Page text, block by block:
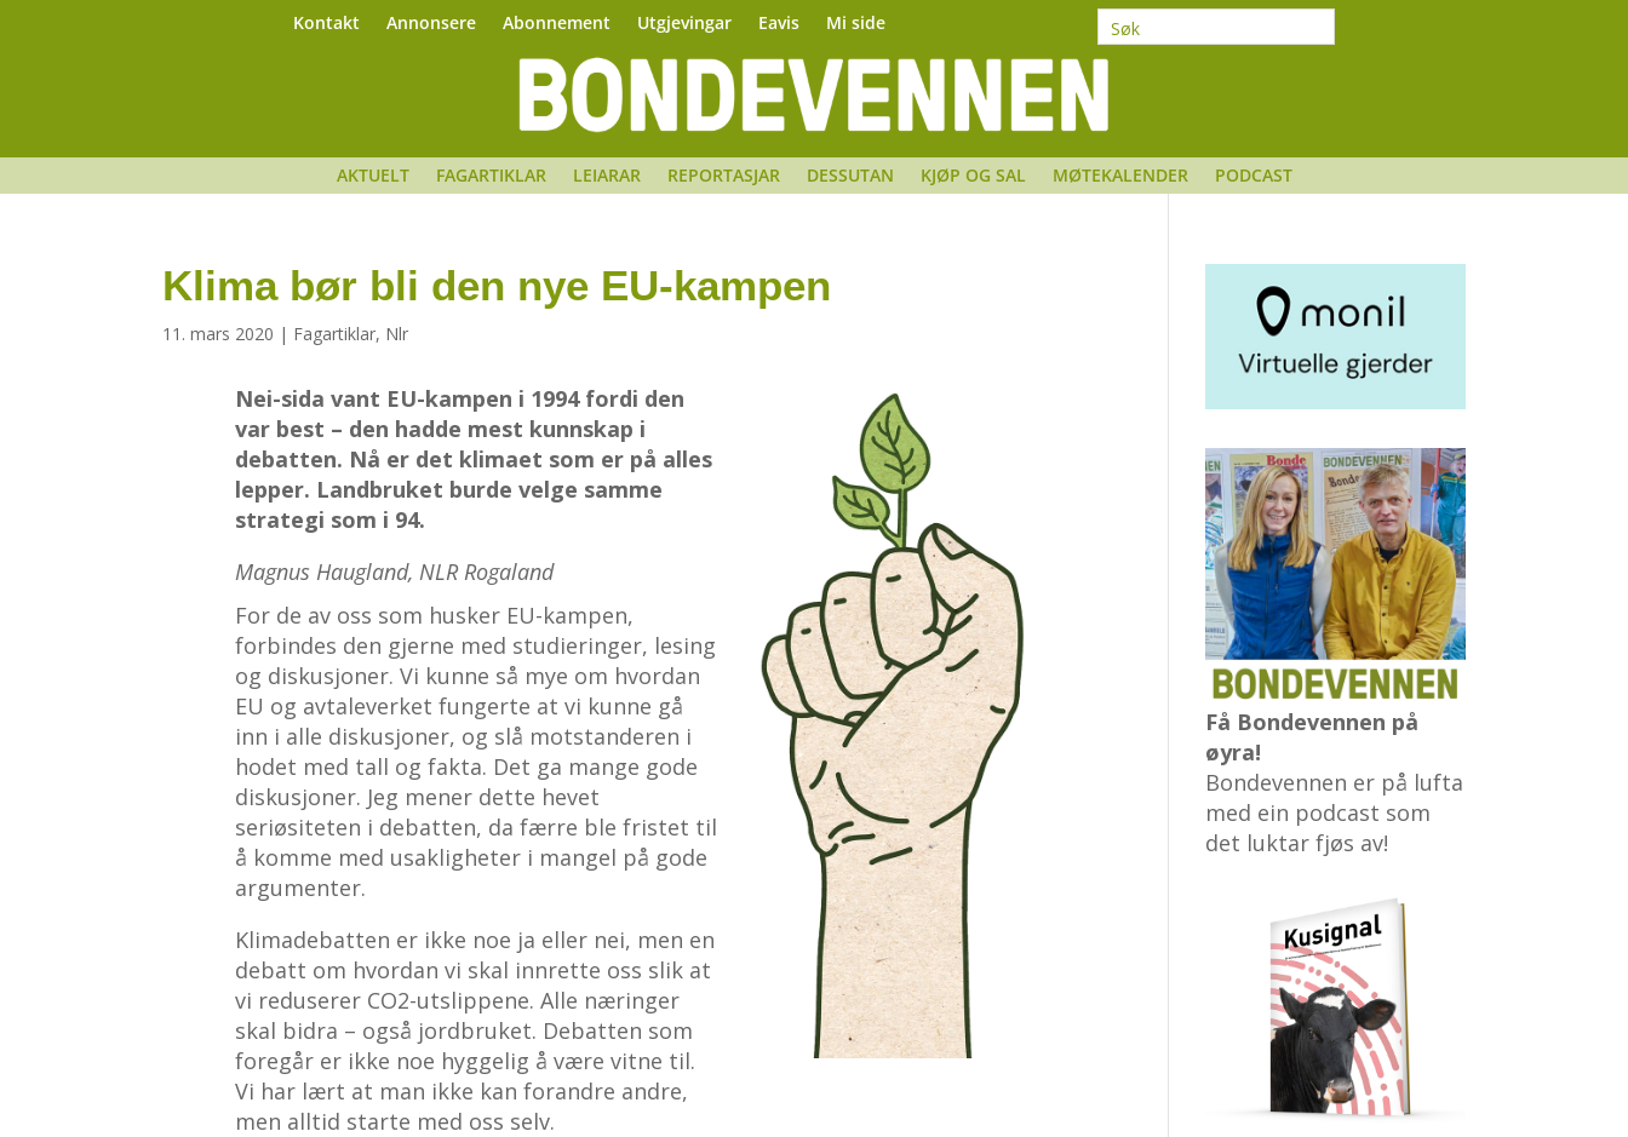
Kontakt Annonsere Abonnement Utgjevingar Eavis Mi side
AKTUELT FAGARTIKLAR LEIARAR REPORTASJAR DESSUTAN KJØP OG SAL MØTEKALENDER PODCAST
Klima bør bli den nye EU-kampen
11. mars 2020 | Fagartiklar, Nlr
Nei-sida vant EU-kampen i 1994 fordi den
var best – den hadde mest kunnskap i
debatten. Nå er det klimaet som er på alles
lepper. Landbruket burde velge samme
strategi som i 94.
Magnus Haugland, NLR Rogaland
For de av oss som husker EU-kampen,
forbindes den gjerne med studieringer, lesing
og diskusjoner. Vi kunne så mye om hvordan
EU og avtaleverket fungerte at vi kunne gå
inn i alle diskusjoner, og slå motstanderen i
hodet med tall og fakta. Det ga mange gode
diskusjoner. Jeg mener dette hevet
seriøsiteten i debatten, da færre ble fristet til
å komme med usakligheter i mangel på gode
argumenter.
Klimadebatten er ikke noe ja eller nei, men en
debatt om hvordan vi skal innrette oss slik at
vi reduserer CO2-utslippene. Alle næringer
skal bidra – også jordbruket. Debatten som
foregår er ikke noe hyggelig å være vitne til.
Vi har lært at man ikke kan forandre andre,
men alltid starte med oss selv.
Få Bondevennen på
øyra!
Bondevennen er på lufta
med ein podcast som
det luktar fjøs av!